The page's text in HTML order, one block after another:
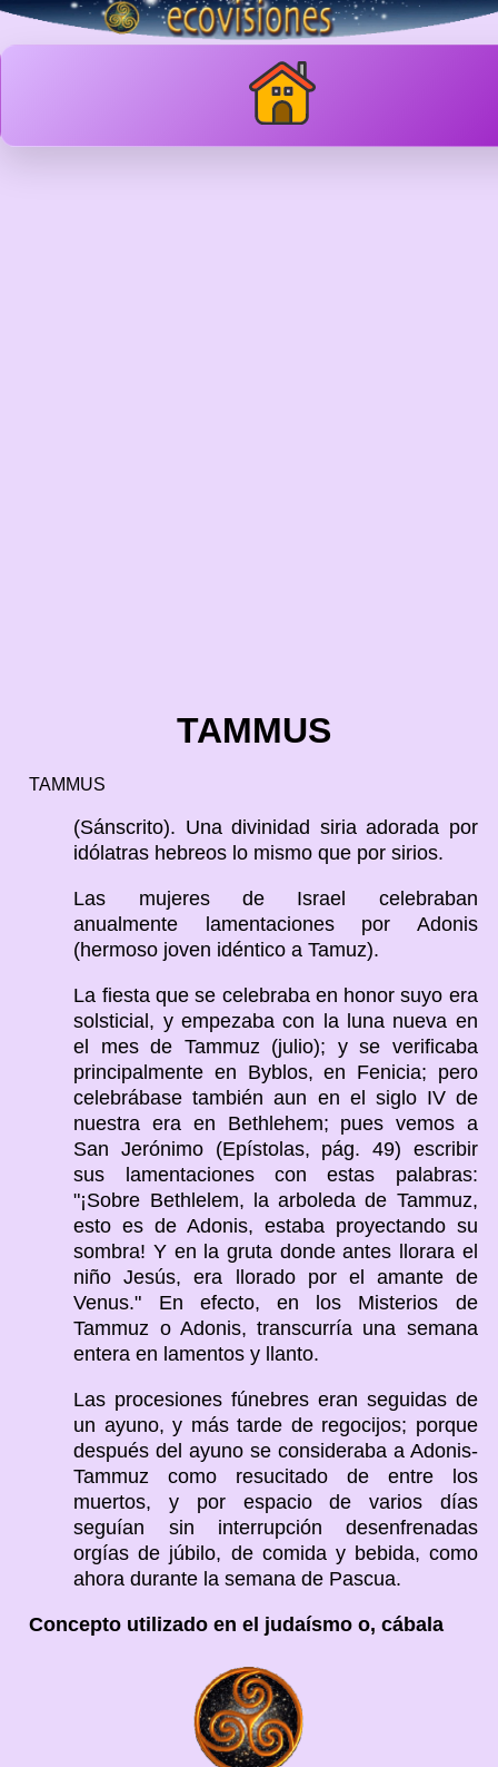
TAMMUS
TAMMUS
(Sánscrito). Una divinidad siria adorada por
idólatras hebreos lo mismo que por sirios.
Las mujeres de Israel celebraban
anualmente lamentaciones por Adonis
(hermoso joven idéntico a Tamuz).
La fiesta que se celebraba en honor suyo era
solsticial, y empezaba con la luna nueva en
el mes de Tammuz (julio); y se verificaba
principalmente en Byblos, en Fenicia; pero
celebrábase también aun en el siglo IV de
nuestra era en Bethlehem; pues vemos a
San Jerónimo (Epístolas, pág. 49) escribir
sus lamentaciones con estas palabras:
"¡Sobre Bethlelem, la arboleda de Tammuz,
esto es de Adonis, estaba proyectando su
sombra! Y en la gruta donde antes llorara el
niño Jesús, era llorado por el amante de
Venus." En efecto, en los Misterios de
Tammuz o Adonis, transcurría una semana
entera en lamentos y llanto.
Las procesiones fúnebres eran seguidas de
un ayuno, y más tarde de regocijos; porque
después del ayuno se consideraba a Adonis-
Tammuz como resucitado de entre los
muertos, y por espacio de varios días
seguían sin interrupción desenfrenadas
orgías de júbilo, de comida y bebida, como
ahora durante la semana de Pascua.
Concepto utilizado en el judaísmo o, cábala